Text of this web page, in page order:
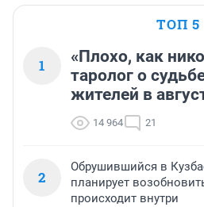
ТОП 5
1
«Плохо, как
таролог о
жителей в
14 964 21
2
Обрушившийся в
планирует
происходит внутри